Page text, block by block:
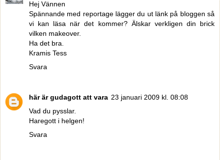
Hej Vännen
Spännande med reportage lägger du ut länk på bloggen så
vi kan läsa när det kommer? Älskar verkligen din brick
vilken makeover.
Ha det bra.
Kramis Tess
Svara
här är gudagott att vara 23 januari 2009 kl. 08:08
Vad du pysslar.
Haregott i helgen!
Svara